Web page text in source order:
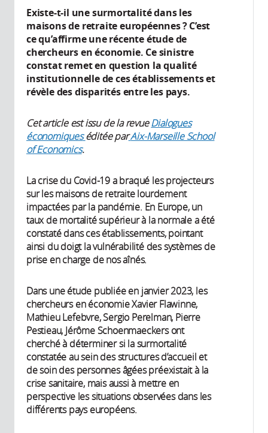
Existe-t-il une surmortalité dans les
maisons de retraite européennes ? C’est
ce qu’affirme une récente étude de
chercheurs en économie. Ce sinistre
constat remet en question la qualité
institutionnelle de ces établissements et
révèle des disparités entre les pays.
Cet article est issu de la revueDialogues
économiques éditée parAix-Marseille School
of Economics.
La crise du Covid-19 a braqué les projecteurs
sur les maisons de retraite lourdement
impactées par la pandémie. En Europe, un
taux de mortalité supérieur à la normale a été
constaté dans ces établissements, pointant
ainsi du doigt la vulnérabilité des systèmes de
prise en charge de nos aînés.
Dans une étude publiée en janvier 2023, les
chercheurs en économie Xavier Flawinne,
Mathieu Lefebvre, Sergio Perelman, Pierre
Pestieau, Jérôme Schoenmaeckers ont
cherché à déterminer si la surmortalité
constatée au sein des structures d’accueil et
de soin des personnes âgées préexistait à la
crise sanitaire, mais aussi à mettre en
perspective les situations observées dans les
différents pays européens.